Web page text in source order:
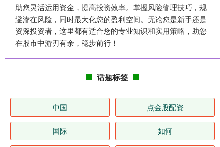
助您灵活运用资金，提高投资效率。掌握风险管理技巧，规
避潜在风险，同时最大化您的盈利空间。无论您是新手还是
资深投资者，这里都有适合您的专业知识和实用策略，助您
在股市中游刃有余，稳步前行！
话题标签
中国 点金股配资
国际 如何